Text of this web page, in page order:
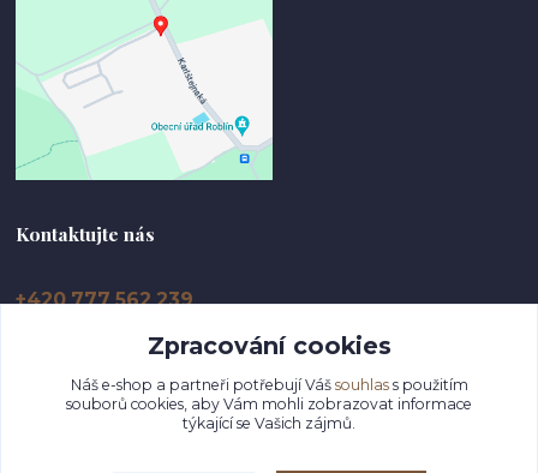
Kontaktujte nás
+420 777 562 239
info@dolikovo-drevo.cz
Zpracování cookies
Náš e-shop a partneři potřebují Váš souhlass použitím
souborů cookies, aby Vám mohli zobrazovat informace
týkající se Vašich zájmů.